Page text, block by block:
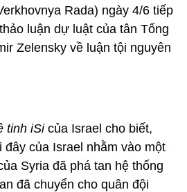
Rada) ngày 4/6 tiếp
luận dự luật của tân Tổng
Zelensky về luận tội nguyên
tinh iSicủa Israel cho biết,
của Israel nhằm vào một
Syria đã phá tan hệ thống
đã chuyển cho quân đội